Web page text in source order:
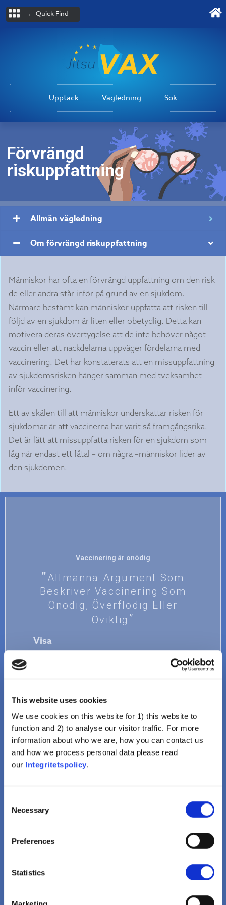
This website uses cookies
We use cookies on this website for 1) this website to
function and 2) to analyse our visitor traffic. For more
information about who we are, how you can contact us
and how we process personal data please read
our Integritetspolicy.
Selection
Necessary
Preferences
Statistics
← Quick Find
Upptäck Vägledning Sök
Förvrängd
riskuppfattning
Allmän vägledning
Om förvrängd riskuppfattning
Människor har ofta en förvrängd uppfattning om den risk
de eller andra står inför på grund av en sjukdom.
Närmare bestämt kan människor uppfatta att risken till
följd av en sjukdom är liten eller obetydlig. Detta kan
motivera deras övertygelse att de inte behöver något
vaccin eller att nackdelarna uppväger fördelarna med
vaccinering. Det har konstaterats att en missuppfattning
av sjukdomsrisken hänger samman med tveksamhet
inför vaccinering.
Ett av skälen till att människor underskattar risken för
sjukdomar är att vaccinerna har varit så framgångsrika.
Det är lätt att missuppfatta risken för en sjukdom som
låg när endast ett fåtal – om några –människor lider av
den sjukdomen.
Vaccinering är onödig
Allmänna Argument Som
Beskriver Vaccinering Som
Onödig, Överflödig Eller
Oviktig
Visa
Vaccinering är onödig för mig
Livsstil, Religion, God Hälsa
Borde Räcka För Att Undvika
Visa